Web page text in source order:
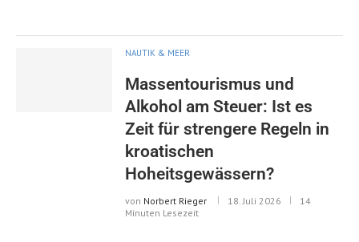
NAUTIK & MEER
Massentourismus und
Alkohol am Steuer: Ist es
Zeit für strengere Regeln in
kroatischen
Hoheitsgewässern?
von Norbert Rieger 18. Juli 2026
14
Minuten Lesezeit